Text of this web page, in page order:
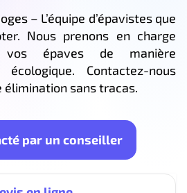
– L’équipe d’épavistes que
Nous prenons en charge
vos épaves de manière
Contactez-nous
élimination sans tracas.
par un conseiller